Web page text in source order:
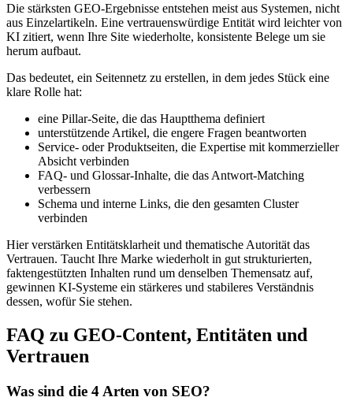
Die stärksten GEO‑Ergebnisse entstehen meist aus Systemen, nicht
aus Einzelartikeln. Eine vertrauenswürdige Entität wird leichter von
KI zitiert, wenn Ihre Site wiederholte, konsistente Belege um sie
herum aufbaut.
Das bedeutet, ein Seitennetz zu erstellen, in dem jedes Stück eine
klare Rolle hat:
eine Pillar‑Seite, die das Hauptthema definiert
unterstützende Artikel, die engere Fragen beantworten
Service‑ oder Produktseiten, die Expertise mit kommerzieller
Absicht verbinden
FAQ‑ und Glossar‑Inhalte, die das Antwort‑Matching
verbessern
Schema und interne Links, die den gesamten Cluster
verbinden
Hier verstärken Entitätsklarheit und thematische Autorität das
Vertrauen. Taucht Ihre Marke wiederholt in gut strukturierten,
faktengestützten Inhalten rund um denselben Themensatz auf,
gewinnen KI‑Systeme ein stärkeres und stabileres Verständnis
dessen, wofür Sie stehen.
FAQ zu GEO‑Content, Entitäten und
Vertrauen
Was sind die 4 Arten von SEO?